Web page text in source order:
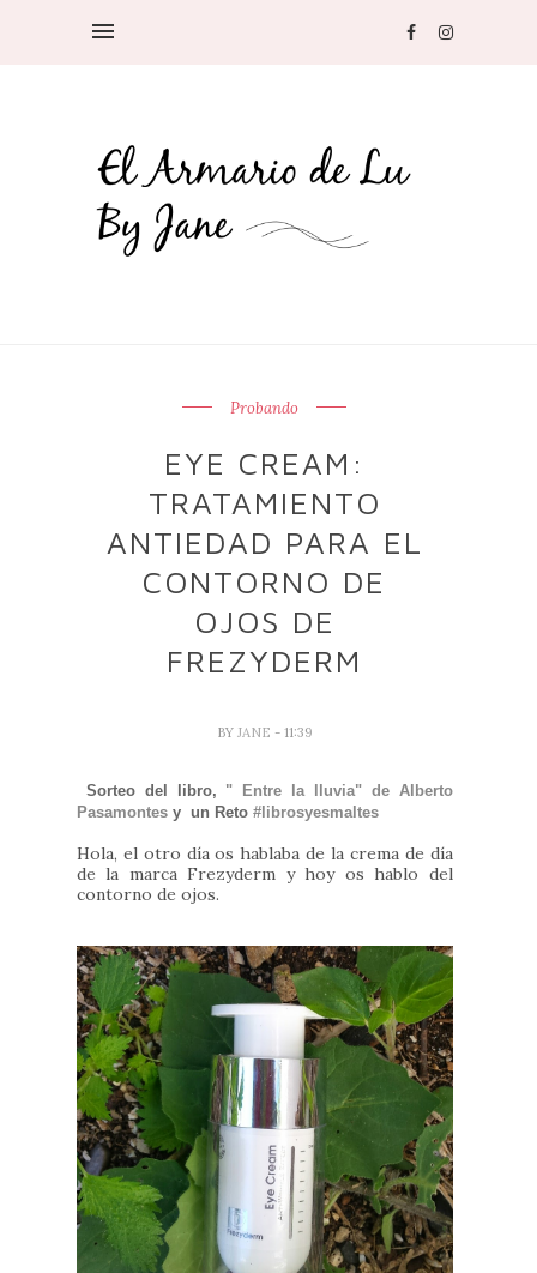
Probando
EYE CREAM:
TRATAMIENTO
ANTIEDAD PARA EL
CONTORNO DE
OJOS DE
FREZYDERM
BY JANE - 11:39
Sorteo del libro, " Entre la lluvia" de Alberto
Pasamontes y un Reto #librosyesmaltes
Hola, el otro día os hablaba de la crema de día
de la marca Frezyderm y hoy os hablo del
contorno de ojos.